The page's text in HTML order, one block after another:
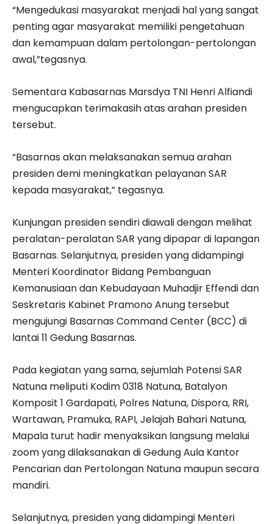
“Mengedukasi masyarakat menjadi hal yang sangat
penting agar masyarakat memiliki pengetahuan
dan kemampuan dalam pertolongan-pertolongan
awal,”tegasnya.
Sementara Kabasarnas Marsdya TNI Henri Alfiandi
mengucapkan terimakasih atas arahan presiden
tersebut.
“Basarnas akan melaksanakan semua arahan
presiden demi meningkatkan pelayanan SAR
kepada masyarakat,” tegasnya.
Kunjungan presiden sendiri diawali dengan melihat
peralatan-peralatan SAR yang dipapar di lapangan
Basarnas. Selanjutnya, presiden yang didampingi
Menteri Koordinator Bidang Pembanguan
Kemanusiaan dan Kebudayaan Muhadjir Effendi dan
Seskretaris Kabinet Pramono Anung tersebut
mengujungi Basarnas Command Center (BCC) di
lantai 11 Gedung Basarnas.
Pada kegiatan yang sama, sejumlah Potensi SAR
Natuna meliputi Kodim 0318 Natuna, Batalyon
Komposit 1 Gardapati, Polres Natuna, Dispora, RRI,
Wartawan, Pramuka, RAPI, Jelajah Bahari Natuna,
Mapala turut hadir menyaksikan langsung melalui
zoom yang dilaksanakan di Gedung Aula Kantor
Pencarian dan Pertolongan Natuna maupun secara
mandiri.
Selanjutnya, presiden yang didampingi Menteri